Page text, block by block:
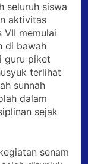
seluruh siswa
aktivitas
VII memulai
di bawah
guru piket
terlihat
sunnah
dalam
sejak
senam